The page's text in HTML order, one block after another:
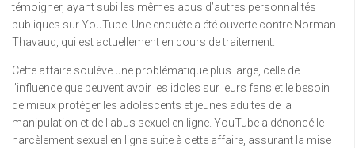
témoigner, ayant subi les mêmes abus d’autres personnalités
publiques sur YouTube. Une enquête a été ouverte contre Norman
Thavaud, qui est actuellement en cours de traitement.
Cette affaire soulève une problématique plus large, celle de
l’influence que peuvent avoir les idoles sur leurs fans et le besoin
de mieux protéger les adolescents et jeunes adultes de la
manipulation et de l’abus sexuel en ligne. YouTube a dénoncé le
harcèlement sexuel en ligne suite à cette affaire, assurant la mise